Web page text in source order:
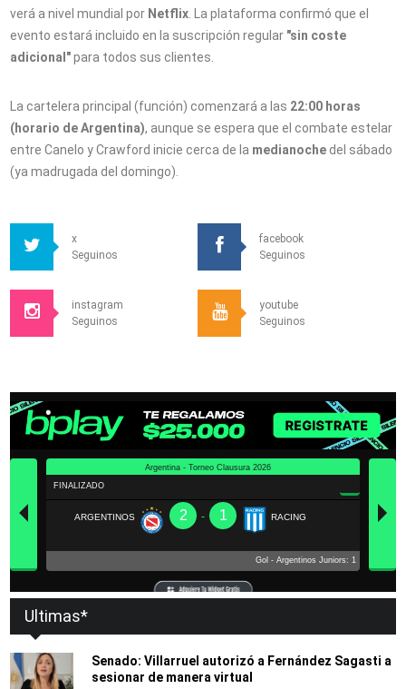
verá a nivel mundial por Netflix . La plataforma confirmó que el
evento estará incluido en la suscripción regular "sin coste
adicional"para todos sus clientes.
La cartelera principal (función) comenzará a las 22:00 horas
(horario de Argentina), aunque se espera que el combate estelar
entre Canelo y Crawford inicie cerca de la medianoche del sábado
(ya madrugada del domingo).
x
Seguinos
facebook
Seguinos
instagram
Seguinos
youtube
Seguinos
Ultimas*
Senado: Villarruel autorizó a Fernández Sagasti a
sesionar de manera virtual